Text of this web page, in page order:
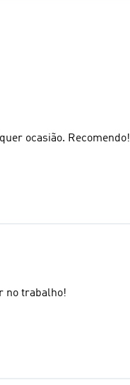
ocasião. Recomendo!
no trabalho!